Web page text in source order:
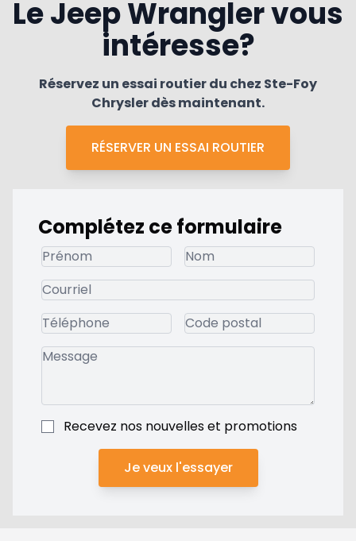
Le Jeep Wrangler vous
intéresse?
Réservez un essai routier du chez Ste-Foy
Chrysler dès maintenant.
RÉSERVER UN ESSAI ROUTIER
Complétez ce formulaire
Recevez nos nouvelles et promotions
Je veux l'essayer